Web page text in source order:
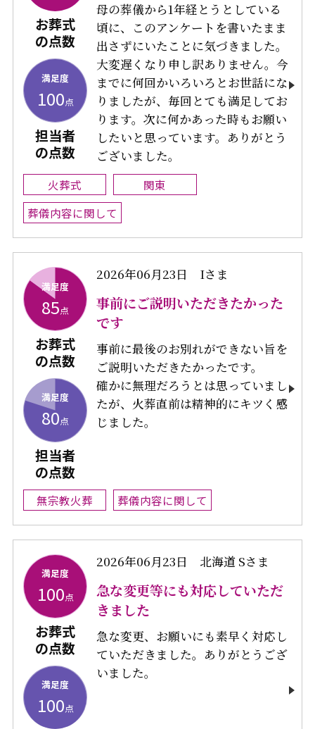
お葬式
の点数
満足度
100点
担当者
の点数
母の葬儀から1年経とうとしている
頃に、このアンケートを書いたまま
出さずにいたことに気づきました。
大変遅くなり申し訳ありません。今
までに何回かいろいろとお世話にな
りましたが、毎回とても満足してお
ります。次に何かあった時もお願い
したいと思っています。ありがとう
ございました。
火葬式
関東
葬儀内容に関して
満足度
85点
お葬式
の点数
満足度
80点
担当者
の点数
2026年06月23日 Iさま
事前にご説明いただきたかった
です
事前に最後のお別れができない旨を
ご説明いただきたかったです。
確かに無理だろうとは思っていまし
たが、火葬直前は精神的にキツく感
じました。
無宗教火葬 葬儀内容に関して
満足度
100点
お葬式
の点数
満足度
100点
2026年06月23日 北海道 Sさま
急な変更等にも対応していただ
きました
急な変更、お願いにも素早く対応し
ていただきました。ありがとうござ
いました。